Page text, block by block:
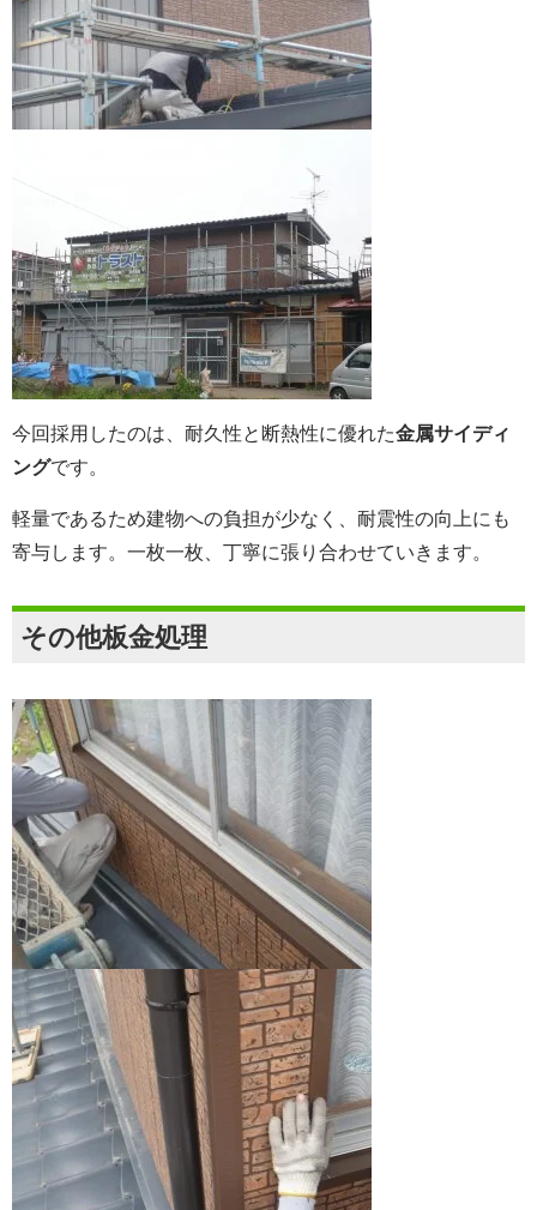
今回採用したのは、耐久性と断熱性に優れた金属サイディ
ングです。
軽量であるため建物への負担が少なく、耐震性の向上にも
寄与します。一枚一枚、丁寧に張り合わせていきます。
その他板金処理